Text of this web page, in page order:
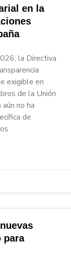
en la
la Directiva
exigible en
de la Unión
no ha
de
para